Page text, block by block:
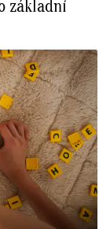
základní